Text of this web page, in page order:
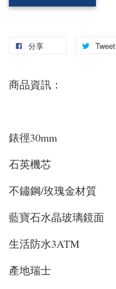
分享 Tweet
商品資訊：
錶徑30mm
石英機芯
不鏽鋼/玫瑰金材質
藍寶石水晶玻璃鏡面
生活防水3ATM
產地瑞士